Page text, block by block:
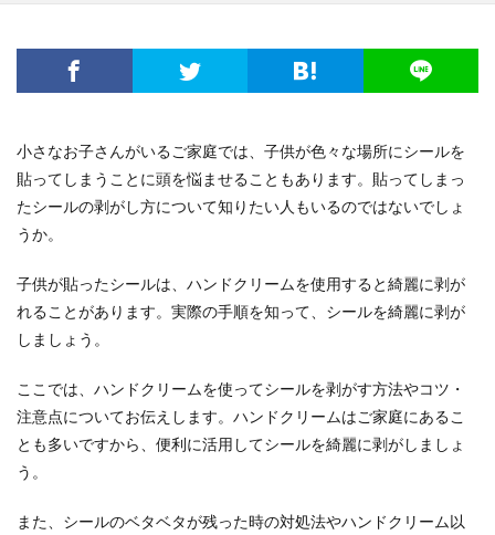
小さなお子さんがいるご家庭では、子供が色々な場所にシールを
貼ってしまうことに頭を悩ませることもあります。貼ってしまっ
たシールの剥がし方について知りたい人もいるのではないでしょ
うか。
子供が貼ったシールは、ハンドクリームを使用すると綺麗に剥が
れることがあります。実際の手順を知って、シールを綺麗に剥が
しましょう。
ここでは、ハンドクリームを使ってシールを剥がす方法やコツ・
注意点についてお伝えします。ハンドクリームはご家庭にあるこ
とも多いですから、便利に活用してシールを綺麗に剥がしましょ
う。
また、シールのベタベタが残った時の対処法やハンドクリーム以